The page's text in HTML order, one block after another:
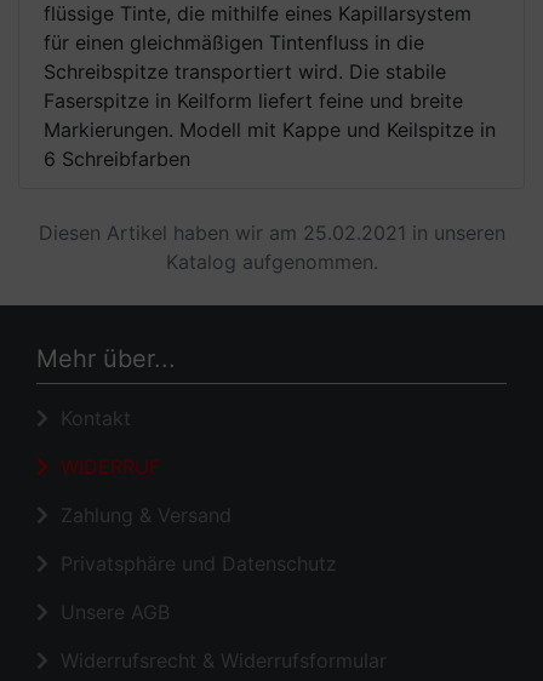
flüssige Tinte, die mithilfe eines Kapillarsystem
für einen gleichmäßigen Tintenfluss in die
Schreibspitze transportiert wird. Die stabile
Faserspitze in Keilform liefert feine und breite
Markierungen. Modell mit Kappe und Keilspitze in
6 Schreibfarben
Diesen Artikel haben wir am 25.02.2021 in unseren
Katalog aufgenommen.
Mehr über...
Kontakt
WIDERRUF
Zahlung & Versand
Privatsphäre und Datenschutz
Unsere AGB
Widerrufsrecht & Widerrufsformular